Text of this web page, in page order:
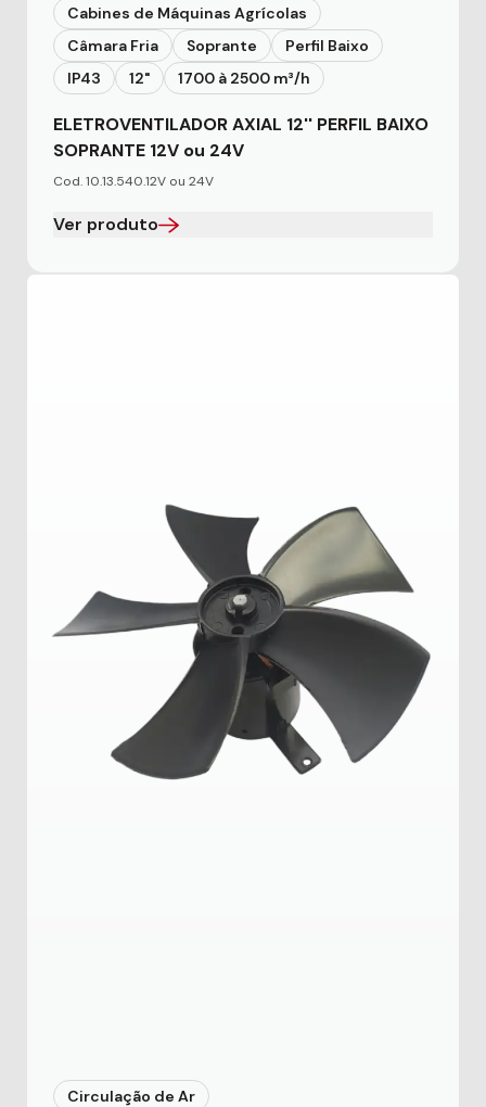
Cabines de Máquinas Agrícolas
Câmara Fria
Soprante
Perfil Baixo
IP43
12" 1700 à 2500 m³/h
ELETROVENTILADOR AXIAL 12'' PERFIL BAIXO
SOPRANTE 12V ou 24V
Cod. 10.13.540.12V ou 24V
Ver produto
Circulação de Ar